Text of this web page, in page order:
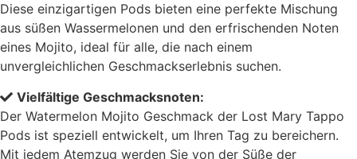
Diese einzigartigen Pods bieten eine perfekte Mischung
aus süßen Wassermelonen und den erfrischenden Noten
eines Mojito, ideal für alle, die nach einem
unvergleichlichen Geschmackserlebnis suchen.
Vielfältige Geschmacksnoten:
Der Watermelon Mojito Geschmack der Lost Mary Tappo
Pods ist speziell entwickelt, um Ihren Tag zu bereichern.
Mit jedem Atemzug werden Sie von der Süße der